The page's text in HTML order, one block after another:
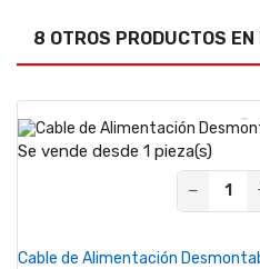
8 OTROS PRODUCTOS
Se vende desde 1 pieza(s)
−
Cable de Alimentación